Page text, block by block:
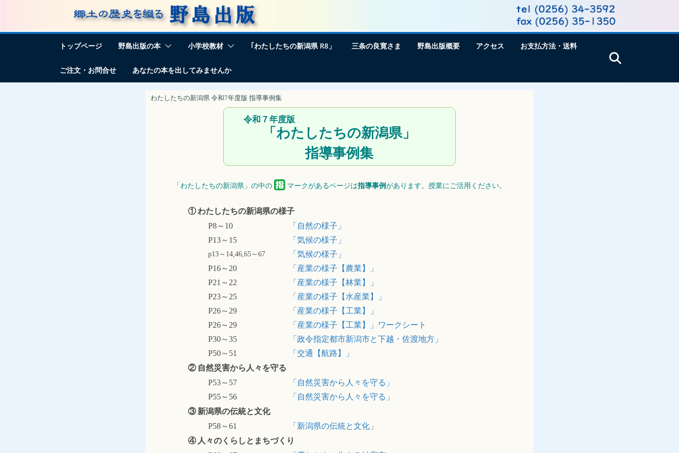
テ
トップページ 野島出版の本 小学校教材 ｢わたしたちの新潟県 R8」 三条の良寛さま 野島出版概要 アクセス お支払方法・送料
ご注文・お問合せ あなたの本を出してみませんか
わたしたちの新潟県 令和7年度版 指導事例集
令和７年度版
「わたしたちの新潟県」
指導事例集
「わたしたちの新潟県」の中の マークがあるページは指導事例があります。授業にご活用ください。
① わたしたちの新潟県の様子
P8～10
「自然の様子」
P13～15
「気候の様子」
p13～14,46,65～67
「気候の様子」
P16～20
「産業の様子【農業】」
P21～22
「産業の様子【林業】」
P23～25
「産業の様子【水産業】」
P26～29
「産業の様子【工業】」
P26～29
「産業の様子【工業】」ワークシート
P30～35
「政令指定都市新潟市と下越・佐渡地方」
P50～51
「交通【航路】」
② 自然災害から人々を守る
P53～57
「自然災害から人々を守る」
P55～56
「自然災害から人々を守る」
③ 新潟県の伝統と文化
P58～61
「新潟県の伝統と文化」
④ 人々のくらしとまちづくり